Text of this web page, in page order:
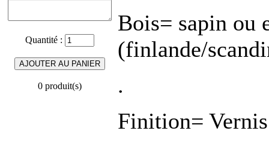
Quantité :
0 produit(s)
Bois= sapin ou
(finlande/
.
Finition=